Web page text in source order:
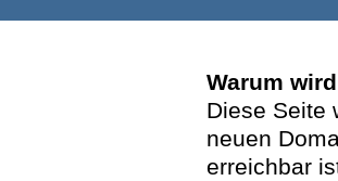
Warum
Diese Seite
neuen
erreichbar